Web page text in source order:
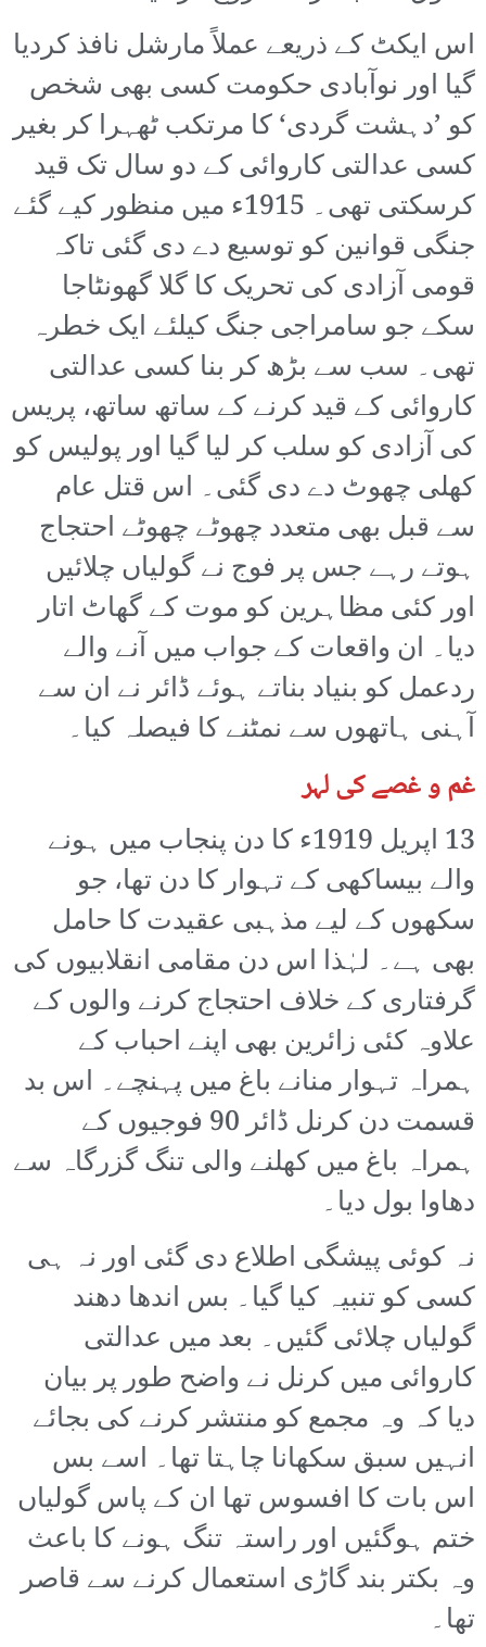
اس ایکٹ کے ذریعے عملاً مارشل نافذ کردیا
گیا اور نوآبادی حکومت کسی بھی شخص
کو ’دہشت گردی‘ کا مرتکب ٹھہرا کر بغیر
کسی عدالتی کاروائی کے دو سال تک قید
کرسکتی تھی۔ 1915ء میں منظور کیے گئے
جنگی قوانین کو توسیع دے دی گئی تاکہ
قومی آزادی کی تحریک کا گلا گھونٹاجا
سکے جو سامراجی جنگ کیلئے ایک خطرہ
تھی۔ سب سے بڑھ کر بنا کسی عدالتی
کاروائی کے قید کرنے کے ساتھ ساتھ، پریس
کی آزادی کو سلب کر لیا گیا اور پولیس کو
کھلی چھوٹ دے دی گئی۔ اس قتل عام
سے قبل بھی متعدد چھوٹے چھوٹے احتجاج
ہوتے رہے جس پر فوج نے گولیاں چلائیں
اور کئی مظاہرین کو موت کے گھاٹ اتار
دیا۔ ان واقعات کے جواب میں آنے والے
ردعمل کو بنیاد بناتے ہوئے ڈائر نے ان سے
آہنی ہاتھوں سے نمٹنے کا فیصلہ کیا۔
غم و غصے کی لہر
13 اپریل 1919ء کا دن پنجاب میں ہونے
والے بیساکھی کے تہوار کا دن تھا، جو
سکھوں کے لیے مذہبی عقیدت کا حامل
بھی ہے۔ لہٰذا اس دن مقامی انقلابیوں کی
گرفتاری کے خلاف احتجاج کرنے والوں کے
علاوہ کئی زائرین بھی اپنے احباب کے
ہمراہ تہوار منانے باغ میں پہنچے۔ اس بد
قسمت دن کرنل ڈائر 90 فوجیوں کے
ہمراہ باغ میں کھلنے والی تنگ گزرگاہ سے
دھاوا بول دیا۔
نہ کوئی پیشگی اطلاع دی گئی اور نہ ہی
کسی کو تنبیہ کیا گیا۔ بس اندھا دھند
گولیاں چلائی گئیں۔ بعد میں عدالتی
کاروائی میں کرنل نے واضح طور پر بیان
دیا کہ وہ مجمع کو منتشر کرنے کی بجائے
انہیں سبق سکھانا چاہتا تھا۔ اسے بس
اس بات کا افسوس تھا ان کے پاس گولیاں
ختم ہوگئیں اور راستہ تنگ ہونے کا باعث
وہ بکتر بند گاڑی استعمال کرنے سے قاصر
تھا۔